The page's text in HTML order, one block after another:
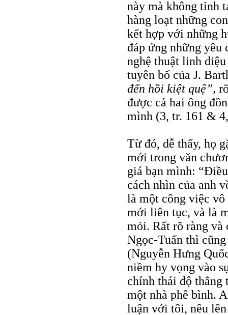
này mà không tỉnh
hàng loạt những
kết hợp với những
đáp ứng những yêu
nghệ thuật linh
tuyên bố của J.
đến hồi kiệt quệ”,
được cả hai ông
mình (3, tr. 161 &
Từ đó, dễ thấy, họ
mới trong văn
giá bạn mình:
cách nhìn của anh
là một công việc
mới liên tục, và là
mỏi. Rất rõ ràng và
Ngọc-Tuấn thì
(Nguyễn Hưng
niềm hy vọng vào
chính thái độ thẳng
một nhà phê bình.
luận với tôi, nêu